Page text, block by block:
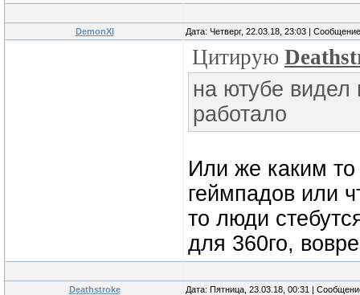
DemonXI Дата: Четверг, 22.03.18, 23:03 |
Цитирую
на ютубе видел
работало
Или же каким
геймпадов или
то люди
для 360го,
Deathstroke Дата: Пятница, 23.03.18, 00:31 |